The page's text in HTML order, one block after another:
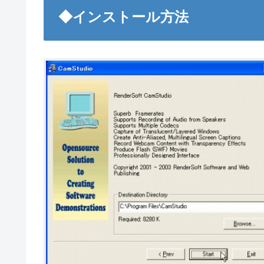
◆インストール方法